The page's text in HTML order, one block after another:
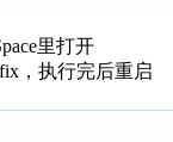
里打开
，执行完后重启